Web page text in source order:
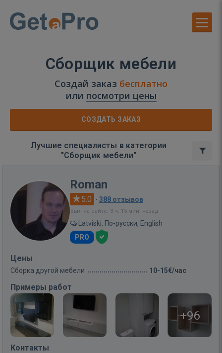
Сборщик мебели
Создай заказ бесплатно
или посмотри цены
СОЗДАТЬ ЗАКАЗ
Лучшие специалисты в категории
"Сборщик мебели"
Roman
5.0 · 388 отзывов
Был на сайте: 3 ч. 15 мин. назад
Latviski, По-русски, English
PRO
Цены
Сборка другой мебели 10-15€/час
Примеры работ
+96
Контакты